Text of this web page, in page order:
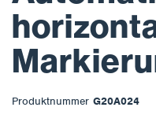
Produktnummer G20A024